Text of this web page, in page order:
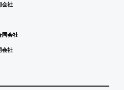
会社
同会社
会社